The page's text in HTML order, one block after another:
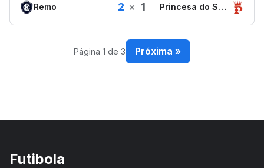
Remo 2 × 1 Princesa do Solimões
Página 1 de 3 Próxima »
Futibola